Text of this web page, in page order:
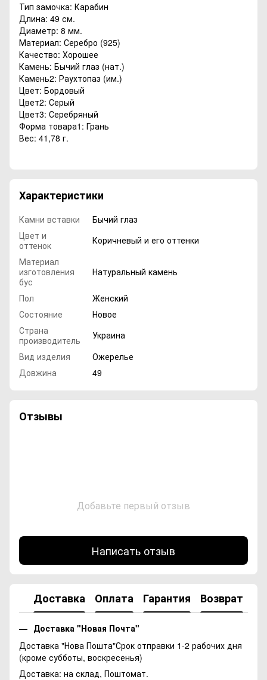
Тип замочка: Карабин
Длина: 49 см.
Диаметр: 8 мм.
Материал: Серебро (925)
Качество: Хорошее
Камень: Бычий глаз (нат.)
Камень2: Раухтопаз (им.)
Цвет: Бордовый
Цвет2: Серый
Цвет3: Серебряный
Форма товара1: Грань
Вес: 41,78 г.
Характеристики
Камни вставки
Бычий глаз
Цвет и
оттенок
Коричневый и его оттенки
Материал
изготовления
бус
Натуральный камень
Пол
Женский
Состояние
Новое
Страна
производитель
Украина
Вид изделия
Ожерелье
Довжина
49
Отзывы
Добавьте первый отзыв
Написать отзыв
Доставка Оплата Гарантия Возврат
Доставка "Новая Почта"
Доставка "Нова Пошта"Срок отправки 1-2 рабочих дня
(кроме субботы, воскресенья)
Доставка: на склад, Поштомат.